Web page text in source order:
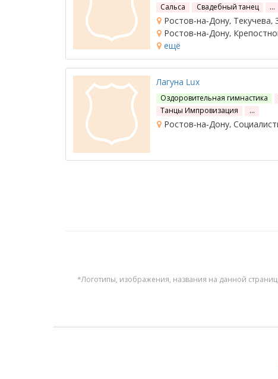
Сальса
Свадебный танец …
Ростов-на-Дону, Текучева,
Ростов-на-Дону,
ещё
Лагуна Lux
Оздоровительная гимнастика
Танцы Импровизация
…
Ростов-на-Дону,
*Логотипы, изображения, названия на данной